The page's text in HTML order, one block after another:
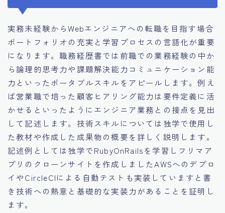
実務未経験からWebエンジニアへの転職を目指す場合
ポートフォリオの充実と学習プロセスの言語化が重要
になります。職務経歴書では前職での業務経験の中か
ら論理的思考力や課題解決能力コミュニケーション能
力といったポータブルスキルをアピールします。例え
ば営業職で培った顧客ヒアリング能力は要件定義に活
かせるといったようにエンジニア業務との接点を見出
して記述します。技術スキルについては独学で使用し
た教材や作成した成果物の概要を詳しく説明します。
記述例としては独学でRubyOnRailsを学習しフリマア
プリのクローンサイトを作成しましたAWSへのデプロ
イやCircleCIによる自動テストも実装していますと書
き技術への熱意と基礎的な実装力があることを証明し
ます。